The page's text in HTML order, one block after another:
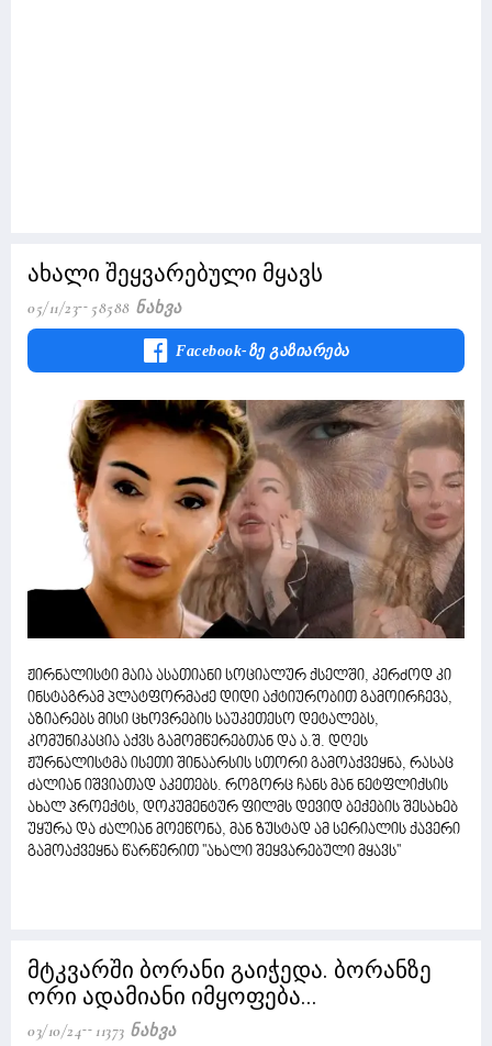
ახალი შეყვარებული მყავს
05/11/23 58588 Ნახვა
Facebook-Ზე Გაზიარება
ჟირნალისტი მაია ასათიანი სოციალურ ქსელში, კერძოდ კი
ინსტაგრამ პლატფორმაძე დიდი აქტიურობით გამოირჩევა,
აზიარებს მისი ცხოვრების საუკეთესო დეტალებს,
კომუნიკაცია აქვს გამომწერებთან და ა.შ. დღეს
ჟურნალისტმა ისეთი შინაარსის სთორი გამოაქვეყნა, რასაც
ძალიან იშვიათად აკეთებს. როგორც ჩანს მან ნეტფლიქსის
ახალ პროექტს, დოკუმენტურ ფილმს დევიდ ბექების შესახებ
უყურა და ძალიან მოეწონა, მან ზუსტად ამ სერიალის ქავერი
გამოაქვეყნა წარწერით ''ახალი შეყვარებული მყავს''
მტკვარში ბორანი გაიჭედა. ბორანზე
ორი ადამიანი იმყოფება...
03/10/24 11373 Ნახვა